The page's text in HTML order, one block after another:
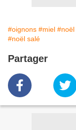
#oignons #miel #noël
#noël salé
Partager